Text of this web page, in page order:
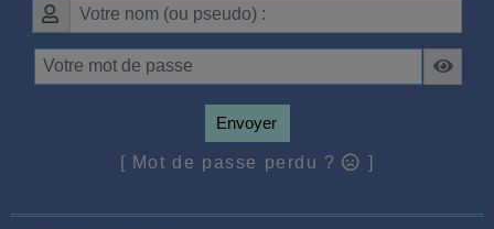
Envoyer
[ Mot de passe perdu ? ]